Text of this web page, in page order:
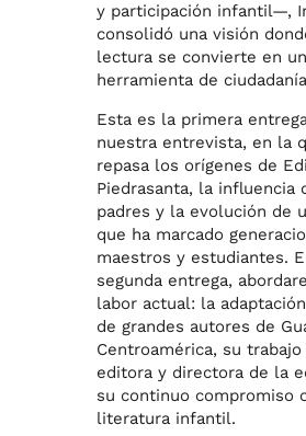
y participación infantil—,
consolidó una visión
lectura se convierte en
herramienta de
Esta es la primera
nuestra entrevista, en la
repasa los orígenes de
Piedrasanta, la influencia
padres y la evolución de
que ha marcado
maestros y estudiantes.
segunda entrega,
labor actual: la
de grandes autores de
Centroamérica, su trabajo
editora y directora de la
su continuo compromiso
literatura infantil.